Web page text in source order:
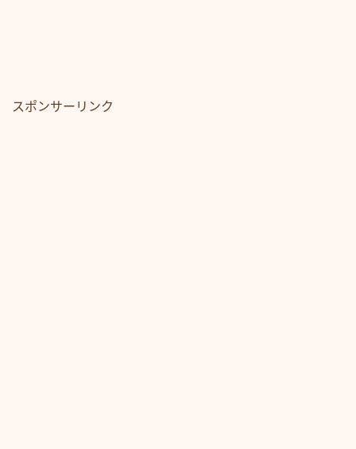
スポンサーリンク